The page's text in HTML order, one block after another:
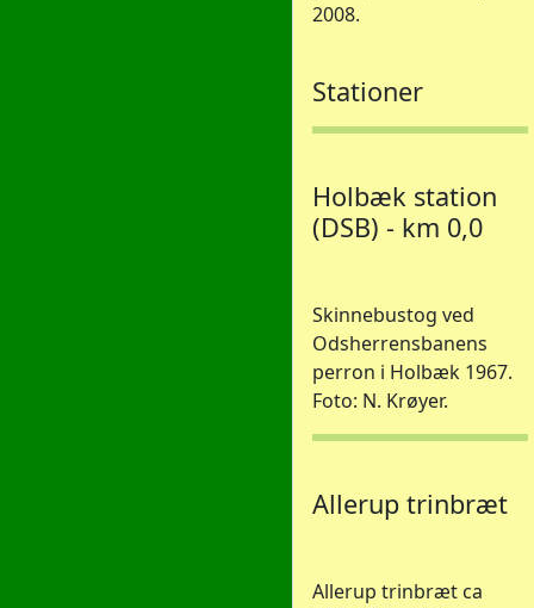
2008.
Stationer
Holbæk station
(DSB) - km 0,0
Skinnebustog ved
Odsherrensbanens
perron i Holbæk 1967.
Foto: N. Krøyer.
Allerup trinbræt
Allerup trinbræt ca